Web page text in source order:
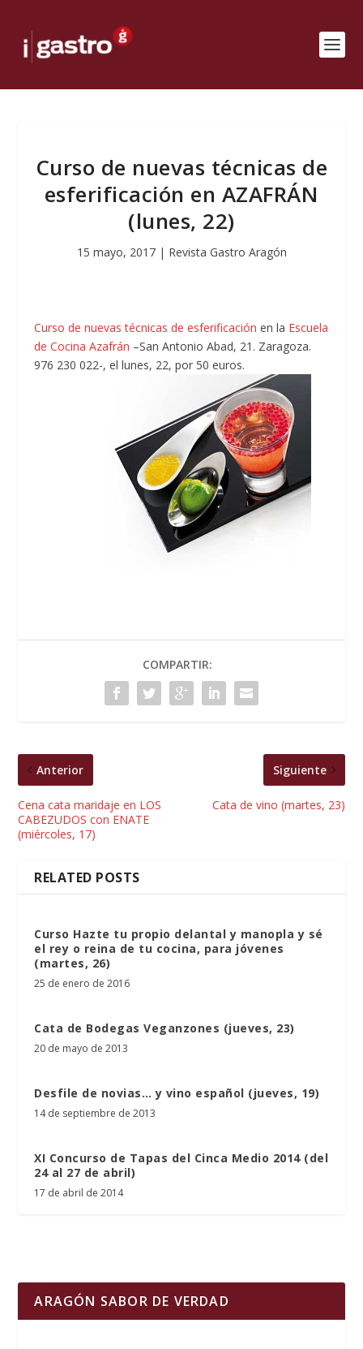
Curso de nuevas técnicas de
esferificación en AZAFRÁN
(lunes, 22)
15 mayo, 2017| Revista Gastro Aragón
Curso de nuevas técnicas de esferificación en la Escuela
de Cocina Azafrán –San Antonio Abad, 21. Zaragoza.
976 230 022-, el lunes, 22, por 50 euros.
COMPARTIR:
Anterior
Cena cata maridaje en LOS
CABEZUDOS con ENATE
(miércoles, 17)
Siguiente
Cata de vino (martes, 23)
RELATED POSTS
Curso Hazte tu propio delantal y manopla y sé
el rey o reina de tu cocina, para jóvenes
(martes, 26)
25 de enero de 2016
Cata de Bodegas Veganzones (jueves, 23)
20 de mayo de 2013
Desfile de novias… y vino español (jueves, 19)
14 de septiembre de 2013
XI Concurso de Tapas del Cinca Medio 2014 (del
24 al 27 de abril)
17 de abril de 2014
ARAGÓN SABOR DE VERDAD